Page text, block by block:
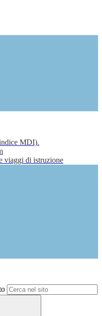
MDI).
viaggi di istruzione